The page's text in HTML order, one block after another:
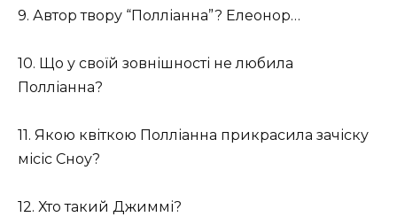
9. Автор твору “Полліанна”? Елеонор…
10. Що у своїй зовнішності не любила
Полліанна?
11. Якою квіткою Полліанна прикрасила зачіску
місіс Сноу?
12. Хто такий Джиммі?